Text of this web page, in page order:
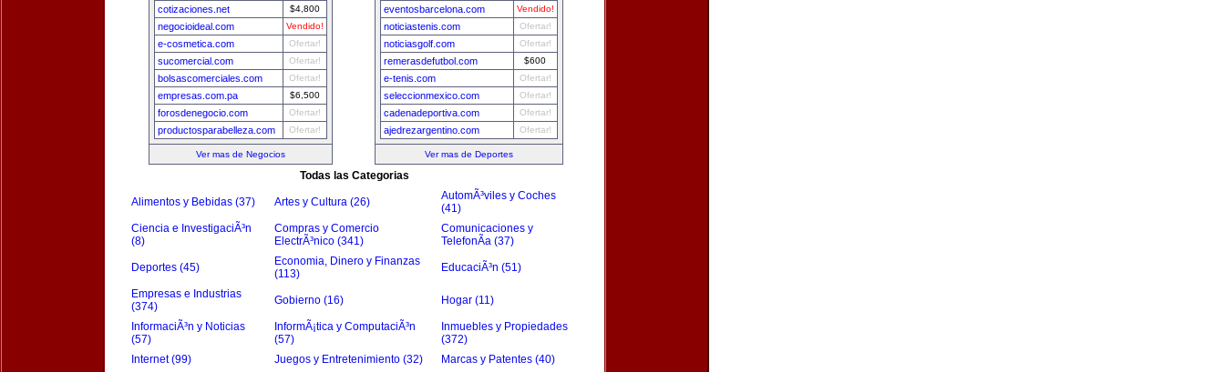
cotizaciones.net $4,800
negocioideal.com Vendido!
e-cosmetica.com Ofertar!
sucomercial.com Ofertar!
bolsascomerciales.com Ofertar!
empresas.com.pa $6,500
forosdenegocio.com Ofertar!
productosparabelleza.com Ofertar!
Ver mas de Negocios
eventosbarcelona.com Vendido!
noticiastenis.com Ofertar!
noticiasgolf.com Ofertar!
remerasdefutbol.com $600
e-tenis.com Ofertar!
seleccionmexico.com Ofertar!
cadenadeportiva.com Ofertar!
ajedrezargentino.com Ofertar!
Ver mas de Deportes
Todas las Categorias
Alimentos y Bebidas (37) Artes y Cultura (26)
AutomÃ³viles y Coches
(41)
Ciencia e InvestigaciÃ³n
(8)
Compras y Comercio
ElectrÃ³nico (341)
Comunicaciones y
TelefonÃ­a (37)
Deportes (45)
Economia, Dinero y Finanzas
(113)
EducaciÃ³n (51)
Empresas e Industrias
(374)
Gobierno (16) Hogar (11)
InformaciÃ³n y Noticias
(57)
InformÃ¡tica y ComputaciÃ³n
(57)
Inmuebles y Propiedades
(372)
Internet (99)
Juegos y Entretenimiento (32)
Marcas y Patentes (40)